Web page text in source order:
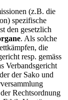
(z.B. die
spezifische
den gesetzlich
. Als solche
die
resp. gemäss
Verbandsgericht
der Sako und
Rechtsordnung